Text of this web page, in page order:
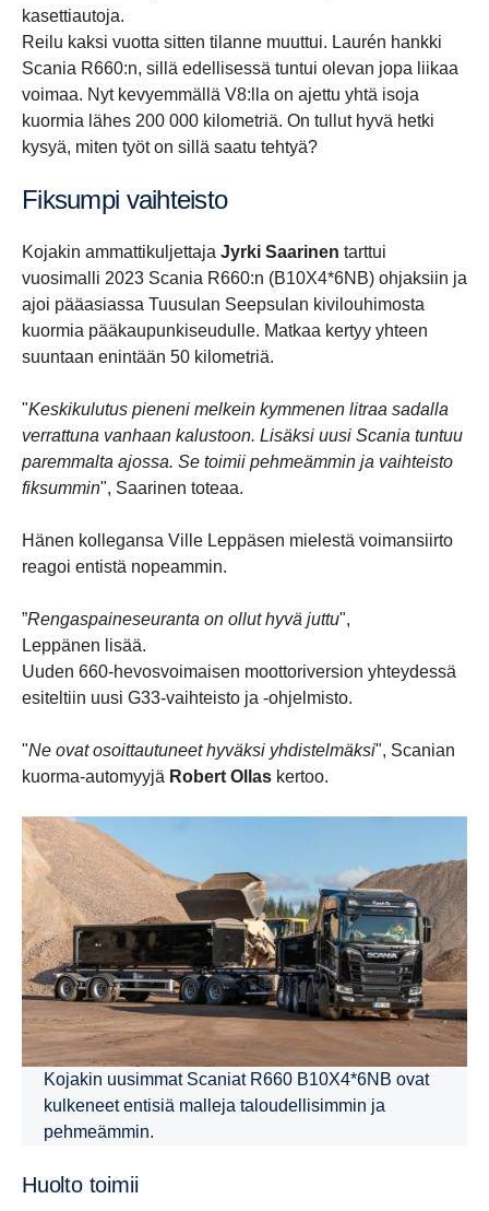
kasettiautoja.
Reilu kaksi vuotta sitten tilanne muuttui. Laurén hankki
Scania R660:n, sillä edellisessä tuntui olevan jopa liikaa
voimaa. Nyt kevyemmällä V8:lla on ajettu yhtä isoja
kuormia lähes 200 000 kilometriä. On tullut hyvä hetki
kysyä, miten työt on sillä saatu tehtyä?
Fiksumpi vaihteisto
Kojakin ammattikuljettaja Jyrki Saarinen tarttui
vuosimalli 2023 Scania R660:n (B10X4*6NB) ohjaksiin ja
ajoi pääasiassa Tuusulan Seepsulan kivilouhimosta
kuormia pääkaupunkiseudulle. Matkaa kertyy yhteen
suuntaan enintään 50 kilometriä.
"Keskikulutus pieneni melkein kymmenen litraa sadalla
verrattuna vanhaan kalustoon. Lisäksi uusi Scania tuntuu
paremmalta ajossa. Se toimii pehmeämmin ja vaihteisto
fiksummin", Saarinen toteaa.
Hänen kollegansa Ville Leppäsen mielestä voimansiirto
reagoi entistä nopeammin.
”Rengaspaineseuranta on ollut hyvä juttu",
Leppänen lisää.
Uuden 660-hevosvoimaisen moottoriversion yhteydessä
esiteltiin uusi G33-vaihteisto ja -ohjelmisto.
"Ne ovat osoittautuneet hyväksi yhdistelmäksi", Scanian
kuorma-automyyjä Robert Ollas kertoo.
Kojakin uusimmat Scaniat R660 B10X4*6NB ovat
kulkeneet entisiä malleja taloudellisimmin ja
pehmeämmin.
Huolto toimii